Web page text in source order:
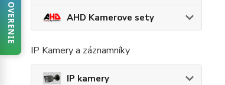
AHD Kamerove sety
IP Kamery a záznamníky
IP kamery